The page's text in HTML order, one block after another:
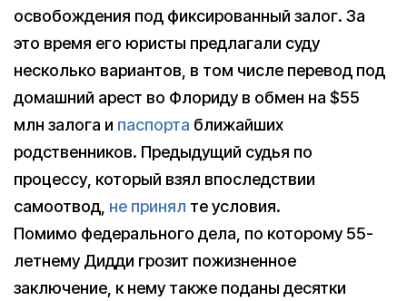
освобождения под фиксированный залог. За
это время его юристы предлагали суду
несколько вариантов, в том числе перевод под
домашний арест во Флориду в обмен на $55
млн залога и паспорта ближайших
родственников. Предыдущий судья по
процессу, который взял впоследствии
самоотвод, не принял те условия.
Помимо федерального дела, по которому 55-
летнему Дидди грозит пожизненное
заключение, к нему также поданы десятки